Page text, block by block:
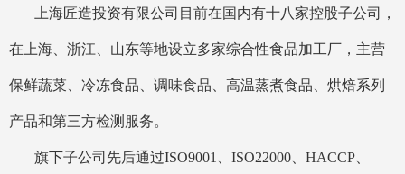
上海匠造投资有限公司目前在国内有十八家控股子公司，
在上海、浙江、山东等地设立多家综合性食品加工厂，主营
保鲜蔬菜、冷冻食品、调味食品、高温蒸煮食品、烘焙系列
产品和第三方检测服务。
旗下子公司先后通过ISO9001、ISO22000、HACCP、